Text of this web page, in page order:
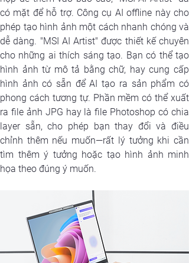
có mặt để hỗ trợ. Công cụ AI offline này cho
phép tạo hình ảnh một cách nhanh chóng và
dễ dàng. "MSI AI Artist" được thiết kế chuyên
cho những ai thích sáng tạo. Bạn có thể tạo
hình ảnh từ mô tả bằng chữ, hay cung cấp
hình ảnh có sẵn để AI tạo ra sản phẩm có
phong cách tương tự. Phần mềm có thể xuất
ra file ảnh JPG hay là file Photoshop có chia
layer sẵn, cho phép bạn thay đổi và điều
chỉnh thêm nếu muốn—rất lý tưởng khi cần
tìm thêm ý tưởng hoặc tạo hình ảnh minh
họa theo đúng ý muốn.